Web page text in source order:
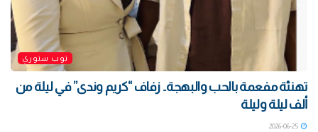
توب ستوري
تهنئة مفعمة بالحب والبهجة.. زفاف “كريم وندى” في ليلة من
ألف ليلة وليلة